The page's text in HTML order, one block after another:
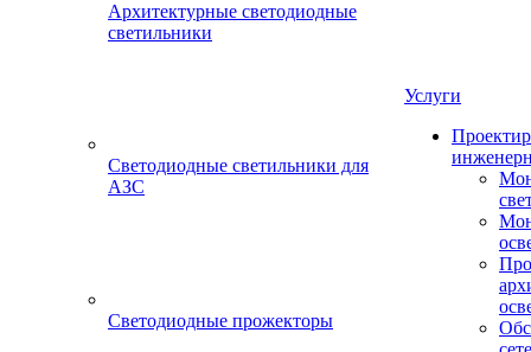
Архитектурные светодиодные
светильники
Светодиодные светильники для
АЗС
Светодиодные прожекторы
Услуги